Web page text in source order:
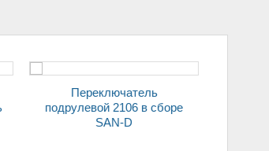
Переключатель
подрулевой 2106 в сборе
SAN-D